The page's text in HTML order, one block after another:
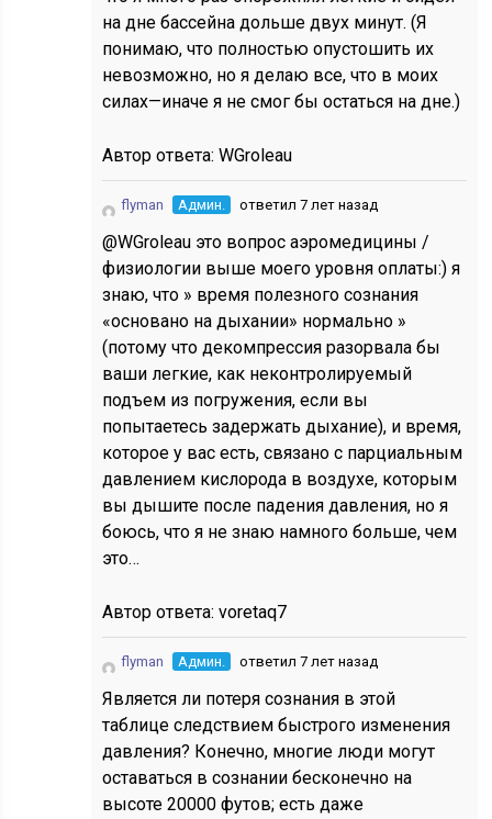
на дне бассейна дольше двух минут. (Я
понимаю, что полностью опустошить их
невозможно, но я делаю все, что в моих
силах—иначе я не смог бы остаться на дне.)
Автор ответа:WGroleau
flyman Админ. ответил 7 лет назад
@WGroleau это вопрос аэромедицины /
физиологии выше моего уровня оплаты:) я
знаю, что » время полезного сознания
«основано на дыхании» нормально »
(потому что декомпрессия разорвала бы
ваши легкие, как неконтролируемый
подъем из погружения, если вы
попытаетесь задержать дыхание), и время,
которое у вас есть, связано с парциальным
давлением кислорода в воздухе, которым
вы дышите после падения давления, но я
боюсь, что я не знаю намного больше, чем
это…
Автор ответа:voretaq7
flyman Админ. ответил 7 лет назад
Является ли потеря сознания в этой
таблице следствием быстрого изменения
давления? Конечно, многие люди могут
оставаться в сознании бесконечно на
высоте 20000 футов; есть даже